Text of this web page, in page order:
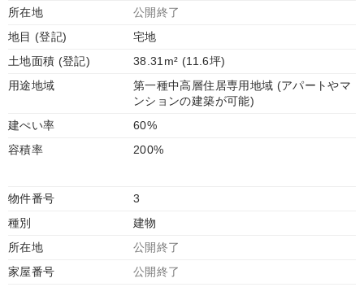
所在地
公開終了
地目 (登記)
宅地
土地面積 (登記)
38.31m² (11.6坪)
用途地域
第一種中高層住居専用地域 (アパートやマ
ンションの建築が可能)
建ぺい率
60%
容積率
200%
物件番号
3
種別
建物
所在地
公開終了
家屋番号
公開終了